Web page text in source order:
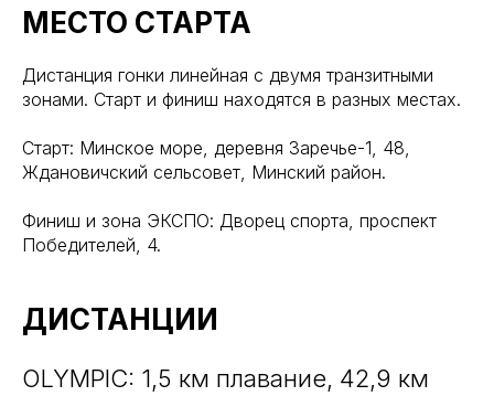
МЕСТО СТАРТА
Дистанция гонки линейная с двумя транзитными
зонами. Старт и финиш находятся в разных местах.
Старт: Минское море, деревня Заречье-1, 48,
Ждановичский сельсовет, Минский район.
Финиш и зона ЭКСПО: Дворец спорта, проспект
Победителей, 4.
ДИСТАНЦИИ
OLYMPIC: 1,5 км плавание, 42,9 км